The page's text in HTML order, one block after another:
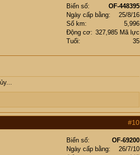
Biển số
OF-448395
Ngày cấp bằng
25/8/16
Số km
5,996
Động cơ
327,985 Mã lực
Tuổi
35
#10
Biển số
OF-69200
Ngày cấp bằng
26/7/10